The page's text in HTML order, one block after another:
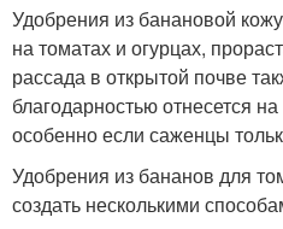
Удобрения из банановой
на томатах и огурцах,
рассада в открытой почве
благодарностью отнесется
особенно если саженцы
Удобрения из бананов для
создать несколькими